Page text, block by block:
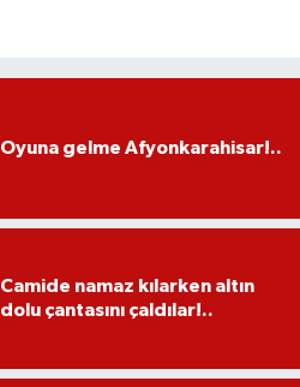
Oyuna gelme Afyonkarahisar!..
Camide namaz kılarken altın
dolu çantasını çaldılar!..